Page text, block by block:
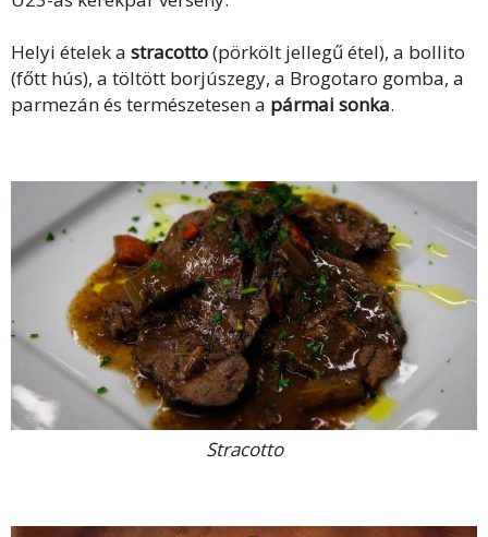
Helyi ételek a stracotto(pörkölt jellegű étel), a bollito
(főtt hús), a töltött borjúszegy, a Brogotaro gomba, a
parmezán és természetesen a pármai sonka.
Stracotto